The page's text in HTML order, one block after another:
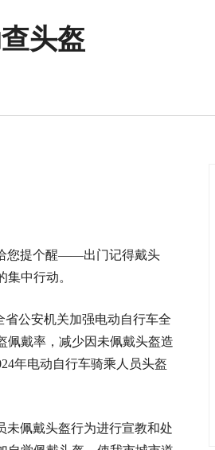
头盔
您提个醒——出门记得戴头
中行动。
省公安机关加强电动自行车全
佩戴率，减少因未佩戴头盔造
年电动自行车骑乘人员头盔
未佩戴头盔行为进行宣教和处